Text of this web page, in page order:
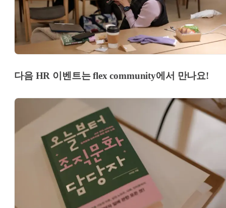
다음 HR 이벤트는 flex community에서 만나요!